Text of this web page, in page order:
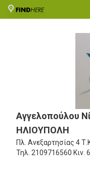
Αγγελοπούλου
ΗΛΙΟΥΠΟΛΗ
Πλ. Ανεξαρτησίας 4
Τηλ. 2109716560 Κιν.